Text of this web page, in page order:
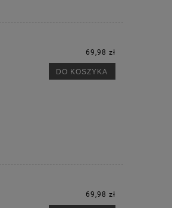
69,98 zł
DO KOSZYKA
69,98 zł